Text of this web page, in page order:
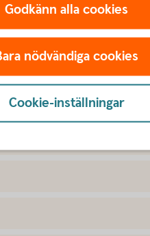
då?
Godkänn alla cookies
nödvändiga cookies
Cookie-inställningar